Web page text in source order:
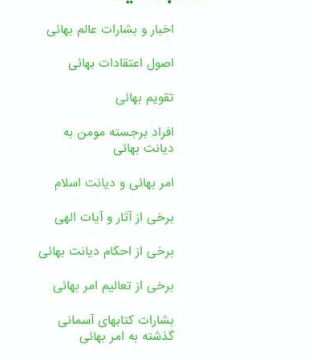
اخبار و بشارات عالم بهائى
اصول اعتقادات بهائی
تقویم بهائی
افراد برجسته مومن به
دیانت بهائی
امر بهائی و دیانت اسلام
برخی از آثار و آیات الهی
برخی از احکام دیانت بهائی
برخی از تعالیم امر بهائی
بشارات کتابهای آسمانی
گذشته به امر بهائی